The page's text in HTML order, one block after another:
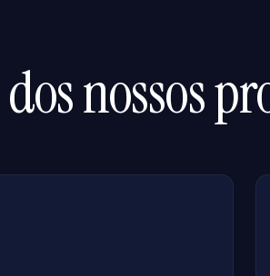
nossos